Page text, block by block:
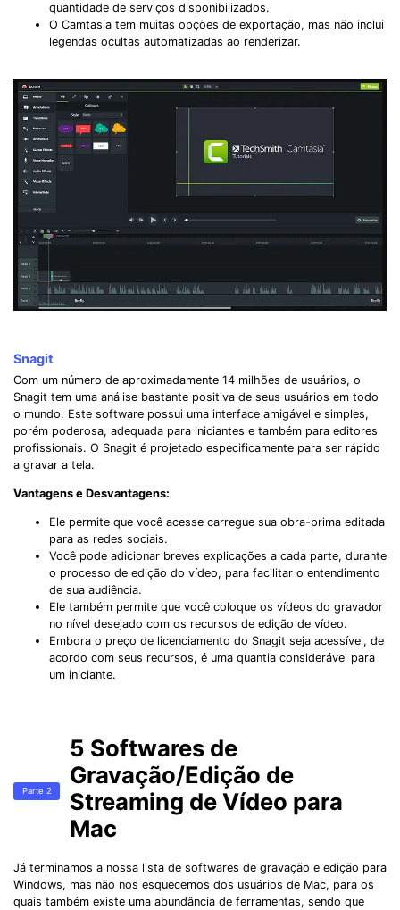
quantidade de serviços disponibilizados.
O Camtasia tem muitas opções de exportação, mas não inclui
legendas ocultas automatizadas ao renderizar.
Snagit
Com um número de aproximadamente 14 milhões de usuários, o
Snagit tem uma análise bastante positiva de seus usuários em todo
o mundo. Este software possui uma interface amigável e simples,
porém poderosa, adequada para iniciantes e também para editores
profissionais. O Snagit é projetado especificamente para ser rápido
a gravar a tela.
Vantagens e Desvantagens:
Ele permite que você acesse carregue sua obra-prima editada
para as redes sociais.
Você pode adicionar breves explicações a cada parte, durante
o processo de edição do vídeo, para facilitar o entendimento
de sua audiência.
Ele também permite que você coloque os vídeos do gravador
no nível desejado com os recursos de edição de vídeo.
Embora o preço de licenciamento do Snagit seja acessível, de
acordo com seus recursos, é uma quantia considerável para
um iniciante.
Parte 2
5 Softwares de
Gravação/Edição de
Streaming de Vídeo para
Mac
Já terminamos a nossa lista de softwares de gravação e edição para
Windows, mas não nos esquecemos dos usuários de Mac, para os
quais também existe uma abundância de ferramentas, sendo que